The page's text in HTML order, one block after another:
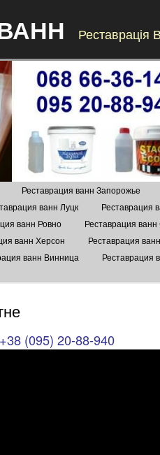
Реставрація
Реставрация ванн Запорожье
ванн Луцк Реставрация
ванн Ровно Реставрация
ванн Херсон Реставрация
ванн Винница Реставрация
+38 (095) 20-88-940